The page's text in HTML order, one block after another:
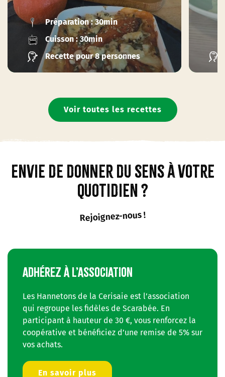
Préparation : 30min
Cuisson : 30min
Recette pour 8 personnes
Voir toutes les recettes
Envie de donner du sens à votre
quotidien ?
Rejoignez-nous !
ADHÉREZ À L’ASSOCIATION
Les Hannetons de la Cerisaie est l’association
qui regroupe les fidèles de Scarabée. En
participant à hauteur de 30 €, vous renforcez la
coopérative et bénéficiez d’une remise de 5% sur
vos achats.
En savoir plus